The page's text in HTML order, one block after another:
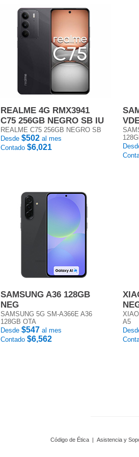
REALME 4G RMX3941
C75 256GB NEGRO SB IU
REALME C75 256GB NEGRO SB
Desde $502 al mes
Contado $6,021
SAMSUNG A36 128GB
NEG
SAMSUNG 5G SM-A366E A36
128GB OTA
Desde $547 al mes
Contado $6,562
A5
Código de Ética | Asistencia y